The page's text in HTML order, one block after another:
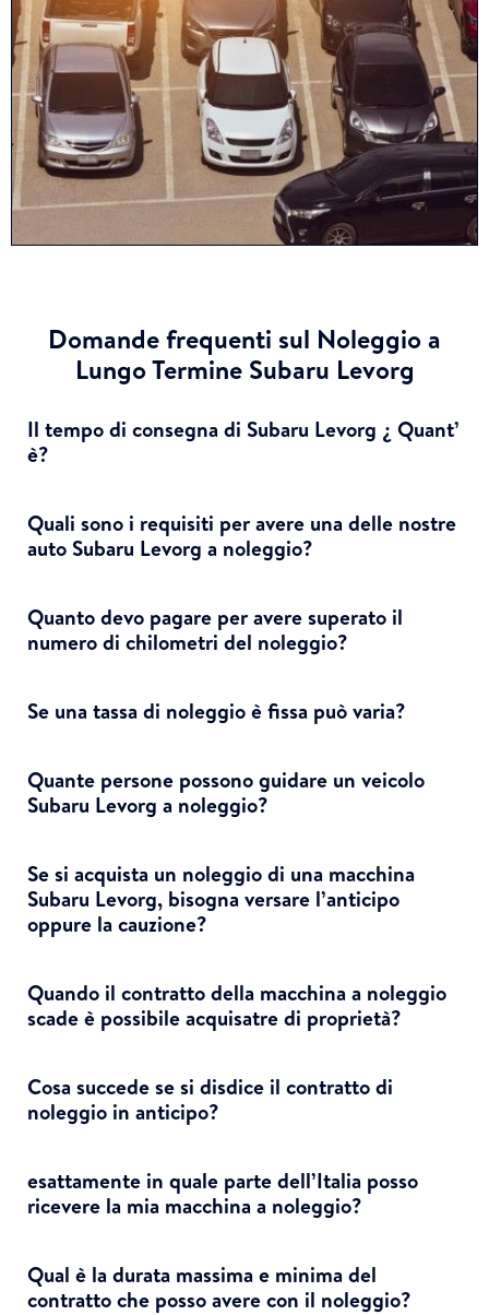
Domande frequenti sul Noleggio a
Lungo Termine Subaru Levorg
Il tempo di consegna di Subaru Levorg ¿ Quant’
è?
Quali sono i requisiti per avere una delle nostre
auto Subaru Levorg a noleggio?
Quanto devo pagare per avere superato il
numero di chilometri del noleggio?
Se una tassa di noleggio è fissa può varia?
Quante persone possono guidare un veicolo
Subaru Levorg a noleggio?
Se si acquista un noleggio di una macchina
Subaru Levorg, bisogna versare l’anticipo
oppure la cauzione?
Quando il contratto della macchina a noleggio
scade è possibile acquisatre di proprietà?
Cosa succede se si disdice il contratto di
noleggio in anticipo?
esattamente in quale parte dell’Italia posso
ricevere la mia macchina a noleggio?
Qual è la durata massima e minima del
contratto che posso avere con il noleggio?